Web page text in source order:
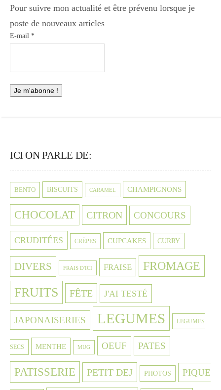
Pour suivre mon actualité et être prévenu lorsque je
poste de nouveaux articles
E-mail *
ICI ON PARLE DE:
BENTO BISCUITS CARAMEL CHAMPIGNONS
CHOCOLAT CITRON CONCOURS
CRUDITÉES CRÈPES CUPCAKES CURRY
DIVERS FRAIS D'ICI FRAISE FROMAGE
FRUITS FÊTE J'AI TESTÉ
JAPONAISERIES LEGUMES LEGUMES
SECS MENTHE MUG OEUF PATES
PATISSERIE PETIT DEJ PHOTOS PIQUE